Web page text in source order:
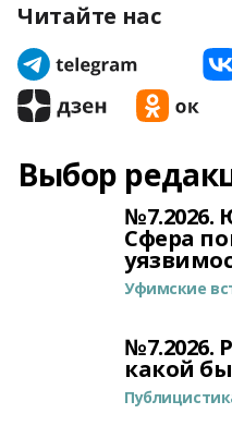
Читайте нас
Выбор
№7.2026.
Сфера
Уфимские
№7.2026.
какой